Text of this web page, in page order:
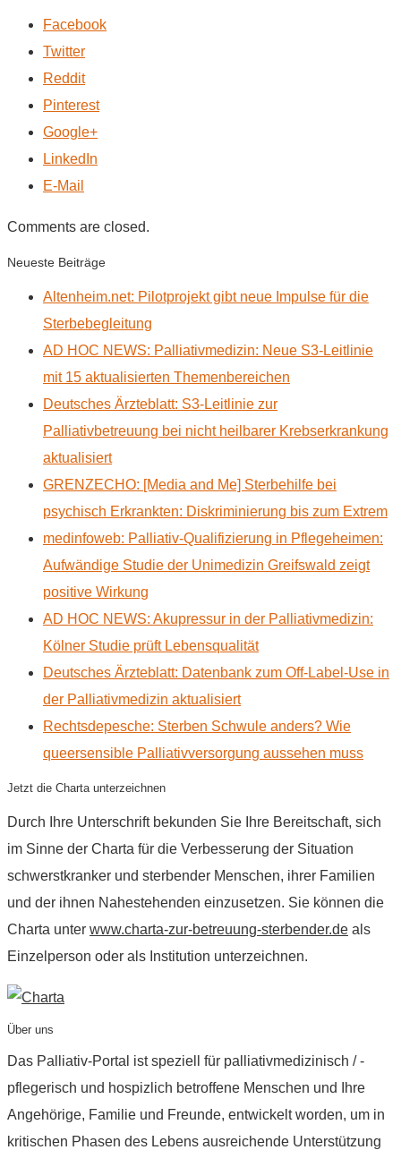
Facebook
Twitter
Reddit
Pinterest
Google+
LinkedIn
E-Mail
Comments are closed.
Neueste Beiträge
Altenheim.net: Pilotprojekt gibt neue Impulse für die
Sterbebegleitung
AD HOC NEWS: Palliativmedizin: Neue S3-Leitlinie
mit 15 aktualisierten Themenbereichen
Deutsches Ärzteblatt: S3-Leitlinie zur
Palliativbetreuung bei nicht heilbarer Krebserkrankung
aktualisiert
GRENZECHO: [Media and Me] Sterbehilfe bei
psychisch Erkrankten: Diskriminierung bis zum Extrem
medinfoweb: Palliativ-Qualifizierung in Pflegeheimen:
Aufwändige Studie der Unimedizin Greifswald zeigt
positive Wirkung
AD HOC NEWS: Akupressur in der Palliativmedizin:
Kölner Studie prüft Lebensqualität
Deutsches Ärzteblatt: Datenbank zum Off-Label-Use in
der Palliativmedizin aktualisiert
Rechtsdepesche: Sterben Schwule anders? Wie
queersensible Palliativversorgung aussehen muss
Jetzt die Charta unterzeichnen
Durch Ihre Unterschrift bekunden Sie Ihre Bereitschaft, sich
im Sinne der Charta für die Verbesserung der Situation
schwerstkranker und sterbender Menschen, ihrer Familien
und der ihnen Nahestehenden einzusetzen. Sie können die
Charta unter www.charta-zur-betreuung-sterbender.de als
Einzelperson oder als Institution unterzeichnen.
Über uns
Das Palliativ-Portal ist speziell für palliativmedizinisch / -
pflegerisch und hospizlich betroffene Menschen und Ihre
Angehörige, Familie und Freunde, entwickelt worden, um in
kritischen Phasen des Lebens ausreichende Unterstützung